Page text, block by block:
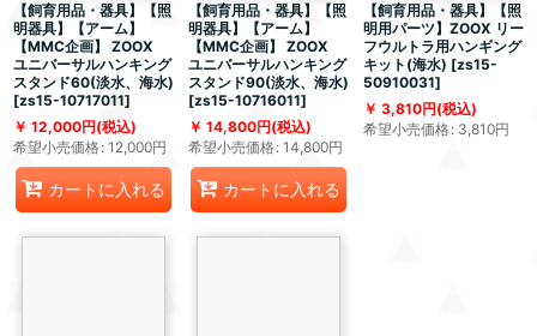
【飼育用品・器具】【照
明器具】【アーム】
【MMC企画】 ZOOX
ユニバーサルハンキング
スタンド60(淡水、海水)
[zs15-10717011]
12,000円(税込)
希望小売価格: 12,000円
カートに入れる
【飼育用品・器具】【照
明器具】【アーム】
【MMC企画】 ZOOX
ユニバーサルハンキング
スタンド90(淡水、海水)
[zs15-10716011]
14,800円(税込)
希望小売価格: 14,800円
カートに入れる
【飼育用品・器具】【照
明用パーツ】ZOOX リー
フウルトラ用ハンギング
キット(海水) [zs15-
50910031]
3,810円(税込)
希望小売価格: 3,810円